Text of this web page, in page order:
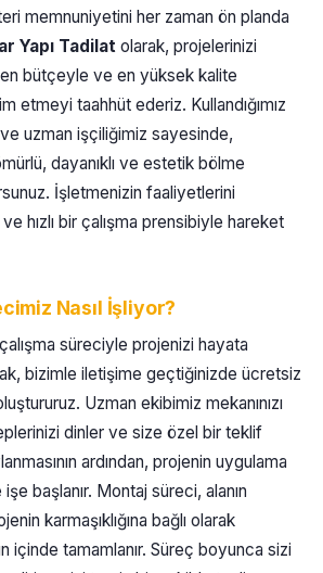
memnuniyetini her zaman ön planda
Yapı Tadilat olarak, projelerinizi
bütçeyle ve en yüksek kalite
etmeyi taahhüt ederiz. Kullandığımız
uzman işçiliğimiz sayesinde,
dayanıklı ve estetik bölme
İşletmenizin faaliyetlerini
hızlı bir çalışma prensibiyle hareket
Nasıl İşliyor?
süreciyle projenizi hayata
bizimle iletişime geçtiğinizde ücretsiz
Uzman ekibimiz mekanınızı
dinler ve size özel bir teklif
ardından, projenin uygulama
başlanır. Montaj süreci, alanın
karmaşıklığına bağlı olarak
içinde tamamlanır. Süreç boyunca sizi